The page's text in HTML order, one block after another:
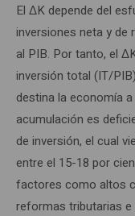
El ΔK depende del
inversiones neta y de
al PIB. Por tanto, el
inversión total (IT/
destina la economía
acumulación es
de inversión, el cual
entre el 15-18 por
factores como altos
reformas tributarias e